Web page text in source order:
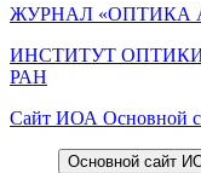
ЖУРНАЛ «ОПТИКА
ИНСТИТУТ
РАН
Cайт ИОА Основной
Основной сайт